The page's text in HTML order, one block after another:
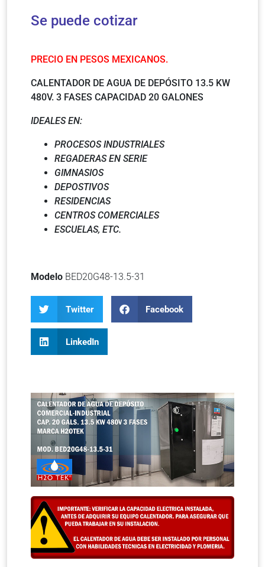
Se puede cotizar
PRECIO EN PESOS MEXICANOS.
CALENTADOR DE AGUA DE DEPÓSITO 13.5 KW
480V. 3 FASES CAPACIDAD 20 GALONES
IDEALES EN:
PROCESOS INDUSTRIALES
REGADERAS EN SERIE
GIMNASIOS
DEPOSTIVOS
RESIDENCIAS
CENTROS COMERCIALES
ESCUELAS, ETC.
Modelo BED20G48-13.5-31
Twitter Facebook
LinkedIn